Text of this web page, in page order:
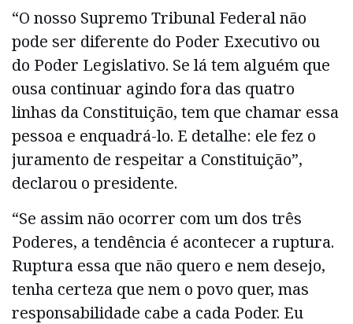
“O nosso Supremo Tribunal Federal não
pode ser diferente do Poder Executivo ou
do Poder Legislativo. Se lá tem alguém que
ousa continuar agindo fora das quatro
linhas da Constituição, tem que chamar essa
pessoa e enquadrá-lo. E detalhe: ele fez o
juramento de respeitar a Constituição”,
declarou o presidente.
“Se assim não ocorrer com um dos três
Poderes, a tendência é acontecer a ruptura.
Ruptura essa que não quero e nem desejo,
tenha certeza que nem o povo quer, mas
responsabilidade cabe a cada Poder. Eu